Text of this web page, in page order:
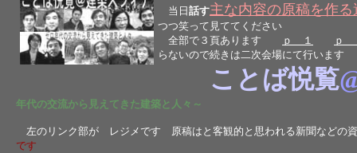
当日 話す主な内容の原稿を作
つつ笑って見ててください
全部で３頁あります
ｐ １
ｐ
らないので続きは二次会場にて行います
ことば悦覧
年代の交流から見えてきた建築と人々～
左のリンク部が レジメです 原稿はと客観的と思われる新聞など
です